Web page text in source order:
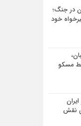
در جنگ؛
خود
مسکو
نقش